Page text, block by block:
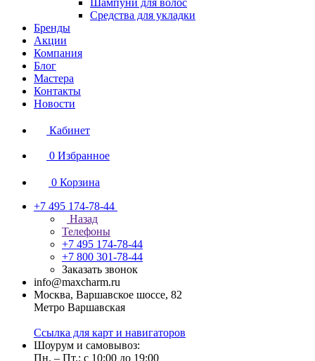
Шампуни для волос
Средства для укладки
Бренды
Акции
Компания
Блог
Мастера
Контакты
Новости
Кабинет
0 Избранное
0 Корзина
+7 495 174-78-44
Назад
Телефоны
+7 495 174-78-44
+7 800 301-78-44
Заказать звонок
info@maxcharm.ru
Москва, Варшавское шоссе, 82
Метро Варшавская
Ссылка для карт и навигаторов
Шоурум и самовывоз:
Пн. – Пт.: с 10:00 до 19:00